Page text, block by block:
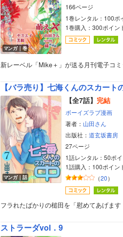
ボーイズラブ
ティーンズラブ
美女・美少女
マンガ｜巻
166ページ
1巻レンタル：100ポ
1巻購入：300ポイン
新レーベル「Mike＋」が送る月刊電子コ
【バラ売り】七海くんのスカート
マンガ｜話
【全7話】 完結
ボーイズラブ漫画
著者： 山田さん
出版社： 道玄坂書房
27ページ
1話レンタル：50ポイ
1話購入：100ポイン
（20）
フラれたばかりの槌田を「慰めてあげま
ストラーダvol．9